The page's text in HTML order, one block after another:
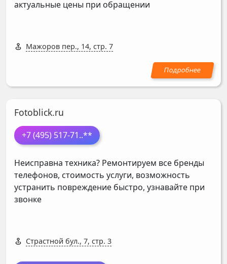
актуальные цены при обращении
Мажоров пер., 14, стр. 7
Fotoblick.ru
+7 (495) 517-71..**
Неисправна техника? Ремонтируем все бренды
телефонов, стоимость услуги, возможность
устранить повреждение быстро, узнавайте при
звонке
Страстной бул., 7, стр. 3